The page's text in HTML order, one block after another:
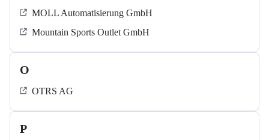
MOLL Automatisierung GmbH
Mountain Sports Outlet GmbH
O
OTRS AG
P